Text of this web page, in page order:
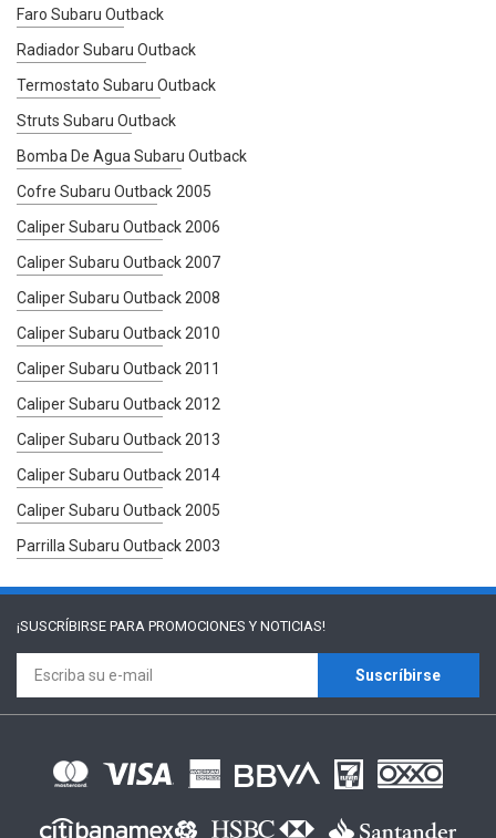
Faro Subaru Outback
Radiador Subaru Outback
Termostato Subaru Outback
Struts Subaru Outback
Bomba De Agua Subaru Outback
Cofre Subaru Outback 2005
Caliper Subaru Outback 2006
Caliper Subaru Outback 2007
Caliper Subaru Outback 2008
Caliper Subaru Outback 2010
Caliper Subaru Outback 2011
Caliper Subaru Outback 2012
Caliper Subaru Outback 2013
Caliper Subaru Outback 2014
Caliper Subaru Outback 2005
Parrilla Subaru Outback 2003
¡SUSCRÍBIRSE PARA PROMOCIONES Y NOTICIAS!
Suscríbirse